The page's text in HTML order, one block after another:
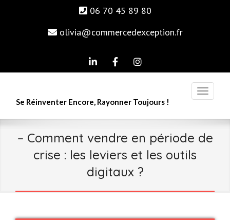
06 70 45 89 80
olivia@commercedexception.fr
linkedinFacebookInstagram
Se Réinventer Encore, Rayonner Toujours !
– Comment vendre en période de
crise : les leviers et les outils
digitaux ?